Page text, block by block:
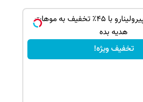
شامپو جلبک اسپیرولینارو با ۴۵٪ تخفیف به موهات
هدیه بده
تخفیف ویژه!